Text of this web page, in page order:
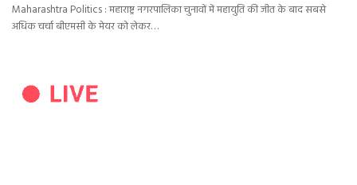
Maharashtra Politics : महाराष्ट्र नगरपालिका चुनावों में महायुति की जीत के बाद सबसे
अधिक चर्चा बीएमसी के मेयर को लेकर…